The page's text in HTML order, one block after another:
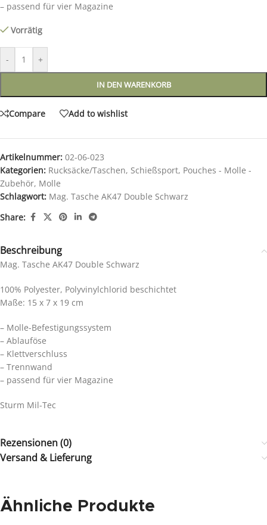
– passend für vier Magazine
Vorrätig
- +
IN DEN WARENKORB
Compare Add to wishlist
Artikelnummer: 02-06-023
Kategorien: Rucksäcke/Taschen, Schießsport, Pouches - Molle -
Zubehör, Molle
Schlagwort: Mag. Tasche AK47 Double Schwarz
Share:
Beschreibung
Mag. Tasche AK47 Double Schwarz
100% Polyester, Polyvinylchlorid beschichtet
Maße: 15 x 7 x 19 cm
– Molle-Befestigungssystem
– Ablauföse
– Klettverschluss
– Trennwand
– passend für vier Magazine
Sturm Mil-Tec
Rezensionen (0)
Versand & Lieferung
Ähnliche Produkte